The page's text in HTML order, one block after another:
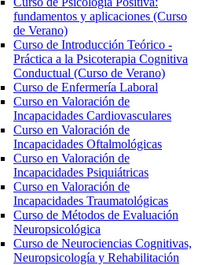
fundamentos y aplicaciones (Curso
de Verano)
Curso de Introducción Teórico -
Práctica a la Psicoterapia Cognitiva
Conductual (Curso de Verano)
Curso de Enfermería Laboral
Curso en Valoración de
Incapacidades Cardiovasculares
Curso en Valoración de
Incapacidades Oftalmológicas
Curso en Valoración de
Incapacidades Psiquiátricas
Curso en Valoración de
Incapacidades Traumatológicas
Curso de Métodos de Evaluación
Neuropsicológica
Curso de Neurociencias Cognitivas,
Neuropsicología y Rehabilitación